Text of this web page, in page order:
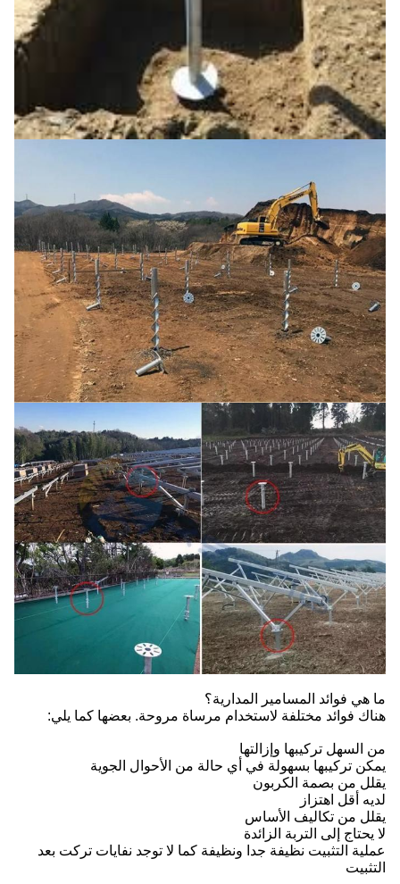
ما هي فوائد المسامير المدارية؟
هناك فوائد مختلفة لاستخدام مرساة مروحة. بعضها كما يلي:
من السهل تركيبها وإزالتها
يمكن تركيبها بسهولة في أي حالة من الأحوال الجوية
يقلل من بصمة الكربون
لديه أقل اهتزاز
يقلل من تكاليف الأساس
لا يحتاج إلى التربة الزائدة
عملية التثبيت نظيفة جدا ونظيفة كما لا توجد نفايات تركت بعد
التثبيت